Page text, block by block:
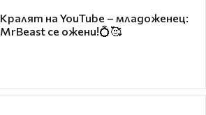
Кралят на YouTube – младоженец:
MrBeast се ожени!💍🥰